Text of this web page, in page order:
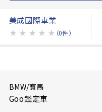
美成國際車業
★ ★ ★ ★ ★ （0件）
BMW/寶馬
Goo鑑定車